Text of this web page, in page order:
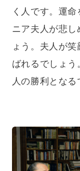
く人です。運
ニア夫人が悲し
ょう。夫人が
ばれるでしょ
人の勝利となる